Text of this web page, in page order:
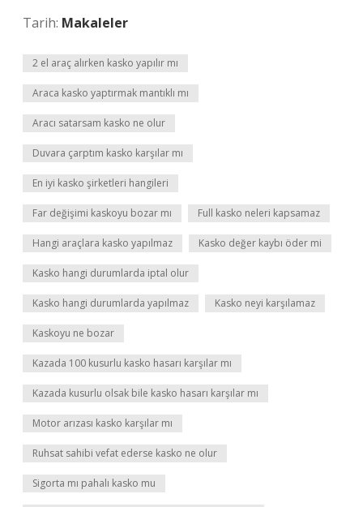
Tarih: Makaleler
2 el araç alırken kasko yapılır mı
Araca kasko yaptırmak mantıklı mı
Aracı satarsam kasko ne olur
Duvara çarptım kasko karşılar mı
En iyi kasko şirketleri hangileri
Far değişimi kaskoyu bozar mı Full kasko neleri kapsamaz
Hangi araçlara kasko yapılmaz Kasko değer kaybı öder mi
Kasko hangi durumlarda iptal olur
Kasko hangi durumlarda yapılmaz Kasko neyi karşılamaz
Kaskoyu ne bozar
Kazada 100 kusurlu kasko hasarı karşılar mı
Kazada kusurlu olsak bile kasko hasarı karşılar mı
Motor arızası kasko karşılar mı
Ruhsat sahibi vefat ederse kasko ne olur
Sigorta mı pahalı kasko mu